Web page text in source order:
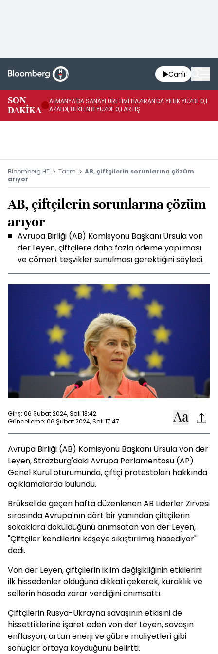
Canlı
SON
DAKİKA
ALMANYA'DA SANAYİ ÜRETİMİ HAZİRAN'DA YILLIK YÜZDE 0,1
AZALDI, BEKLENTİ YÜZDE 0,1 ARTIŞ
Bloomberg HT Tarım
AB, çiftçilerin sorunlarına çözüm
arıyor
AB, çiftçilerin sorunlarına çözüm
arıyor
Avrupa Birliği (AB) Komisyonu Başkanı Ursula von
der Leyen, çiftçilere daha fazla ödeme yapılması
ve cömert teşvikler sunulması gerektiğini söyledi.
Giriş: 06 Şubat 2024, Salı 13:42
Güncelleme: 06 Şubat 2024, Salı 17:47
Avrupa Birliği (AB) Komisyonu Başkanı Ursula von der
Leyen, Strazburg'daki Avrupa Parlamentosu (AP)
Genel Kurul oturumunda, çiftçi protestoları hakkında
açıklamalarda bulundu.
Brüksel'de geçen hafta düzenlenen AB Liderler Zirvesi
sırasında Avrupa'nın dört bir yanından çiftçilerin
sokaklara döküldüğünü anımsatan von der Leyen,
"Çiftçiler kendilerini köşeye sıkıştırılmış hissediyor"
dedi.
Von der Leyen, çiftçilerin iklim değişikliğinin etkilerini
ilk hissedenler olduğuna dikkati çekerek, kuraklık ve
sellerin hasada zarar verdiğini anımsattı.
Çiftçilerin Rusya-Ukrayna savaşının etkisini de
hissettiklerine işaret eden von der Leyen, savaşın
enflasyon, artan enerji ve gübre maliyetleri gibi
sonuçlar ortaya koyduğunu belirtti.